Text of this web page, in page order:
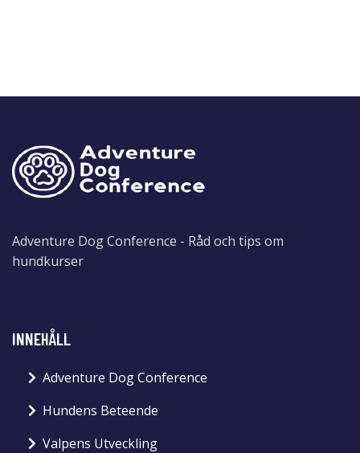
Adventure Dog Conference - Råd och tips om
hundkurser
INNEHÅLL
Adventure Dog Conference
Hundens Beteende
Valpens Utveckling